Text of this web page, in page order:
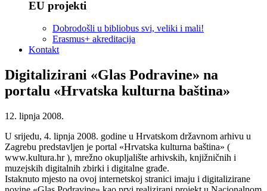
EU projekti
Dobrodošli u bibliobus svi, veliki i mali!
Erasmus+ akreditacija
Kontakt
Digitalizirani «Glas Podravine» na
portalu «Hrvatska kulturna baština»
12. lipnja 2008.
U srijedu, 4. lipnja 2008. godine u Hrvatskom državnom arhivu u
Zagrebu predstavljen je portal «Hrvatska kulturna baština» (
www.kultura.hr ), mrežno okupljalište arhivskih, knjižničnih i
muzejskih digitalnih zbirki i digitalne građe.
Istaknuto mjesto na ovoj internetskoj stranici imaju i digitalizirane